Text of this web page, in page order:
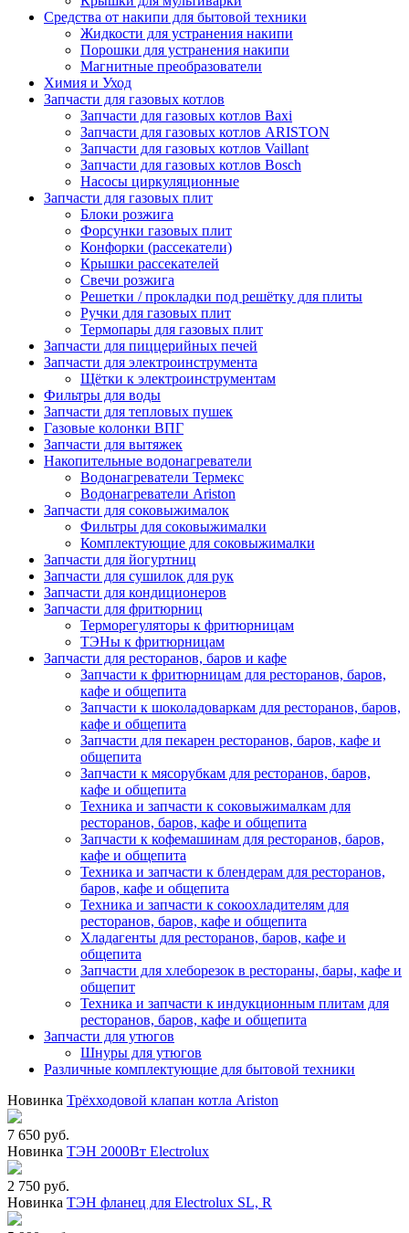
Средства от накипи для бытовой техники
Жидкости для устранения накипи
Порошки для устранения накипи
Магнитные преобразователи
Химия и Уход
Запчасти для газовых котлов
Запчасти для газовых котлов Baxi
Запчасти для газовых котлов ARISTON
Запчасти для газовых котлов Vaillant
Запчасти для газовых котлов Bosch
Насосы циркуляционные
Запчасти для газовых плит
Блоки розжига
Форсунки газовых плит
Конфорки (рассекатели)
Крышки рассекателей
Свечи розжига
Решетки / прокладки под решётку для плиты
Ручки для газовых плит
Термопары для газовых плит
Запчасти для пиццерийных печей
Запчасти для электроинструмента
Щётки к электроинструментам
Фильтры для воды
Запчасти для тепловых пушек
Газовые колонки ВПГ
Запчасти для вытяжек
Накопительные водонагреватели
Водонагреватели Термекс
Водонагреватели Ariston
Запчасти для соковыжималок
Фильтры для соковыжималки
Комплектующие для соковыжималки
Запчасти для йогуртниц
Запчасти для сушилок для рук
Запчасти для кондиционеров
Запчасти для фритюрниц
Терморегуляторы к фритюрницам
ТЭНы к фритюрницам
Запчасти для ресторанов, баров и кафе
Запчасти к фритюрницам для ресторанов, баров,
кафе и общепита
Запчасти к шоколадоваркам для ресторанов, баров,
кафе и общепита
Запчасти для пекарен ресторанов, баров, кафе и
общепита
Запчасти к мясорубкам для ресторанов, баров,
кафе и общепита
Техника и запчасти к соковыжималкам для
ресторанов, баров, кафе и общепита
Запчасти к кофемашинам для ресторанов, баров,
кафе и общепита
Техника и запчасти к блендерам для ресторанов,
баров, кафе и общепита
Техника и запчасти к сокоохладителям для
ресторанов, баров, кафе и общепита
Хладагенты для ресторанов, баров, кафе и
общепита
Запчасти для хлеборезок в рестораны, бары, кафе и
общепит
Техника и запчасти к индукционным плитам для
ресторанов, баров, кафе и общепита
Запчасти для утюгов
Шнуры для утюгов
Различные комплектующие для бытовой техники
Новинка Трёхходовой клапан котла Ariston
7 650 руб.
Новинка ТЭН 2000Вт Electrolux
2 750 руб.
Новинка ТЭН фланец для Electrolux SL, R